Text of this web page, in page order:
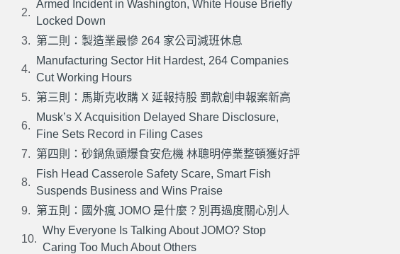
Armed Incident in Washington, White House Briefly
Locked Down
第二則：製造業最慘 264 家公司減班休息
Manufacturing Sector Hit Hardest, 264 Companies
Cut Working Hours
第三則：馬斯克收購 X 延報持股 罰款創申報案新高
Musk’s X Acquisition Delayed Share Disclosure,
Fine Sets Record in Filing Cases
第四則：砂鍋魚頭爆食安危機 林聰明停業整頓獲好評
Fish Head Casserole Safety Scare, Smart Fish
Suspends Business and Wins Praise
第五則：國外瘋 JOMO 是什麼？別再過度關心別人
Why Everyone Is Talking About JOMO? Stop
Caring Too Much About Others